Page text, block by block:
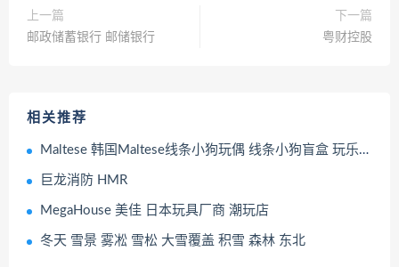
上一篇
邮政储蓄银行 邮储银行
下一篇
粤财控股
相关推荐
Maltese 韩国Maltese线条小狗玩偶 线条小狗盲盒 玩乐主义 Funism
巨龙消防 HMR
MegaHouse 美佳 日本玩具厂商 潮玩店
冬天 雪景 雾凇 雪松 大雪覆盖 积雪 森林 东北